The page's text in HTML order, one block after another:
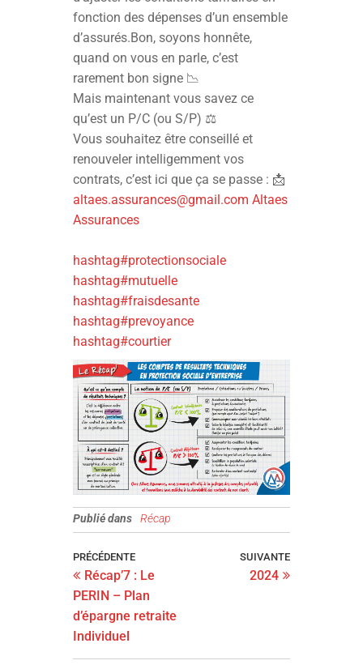
fonction des dépenses d’un ensemble
d’assurés.Bon, soyons honnête,
quand on vous en parle, c’est
rarement bon signe 📉
Mais maintenant vous savez ce
qu’est un P/C (ou S/P) ⚖
Vous souhaitez être conseillé et
renouveler intelligemment vos
contrats, c’est ici que ça se passe : 📩
altaes.assurances@gmail.com Altaes
Assurances
hashtag#protectionsociale
hashtag#mutuelle
hashtag#fraisdesante
hashtag#prevoyance
hashtag#courtier
Publié dans Récap
PRÉCÉDENTE
Récap’7 : Le
PERIN – Plan
d’épargne retraite
Individuel
SUIVANTE
2024